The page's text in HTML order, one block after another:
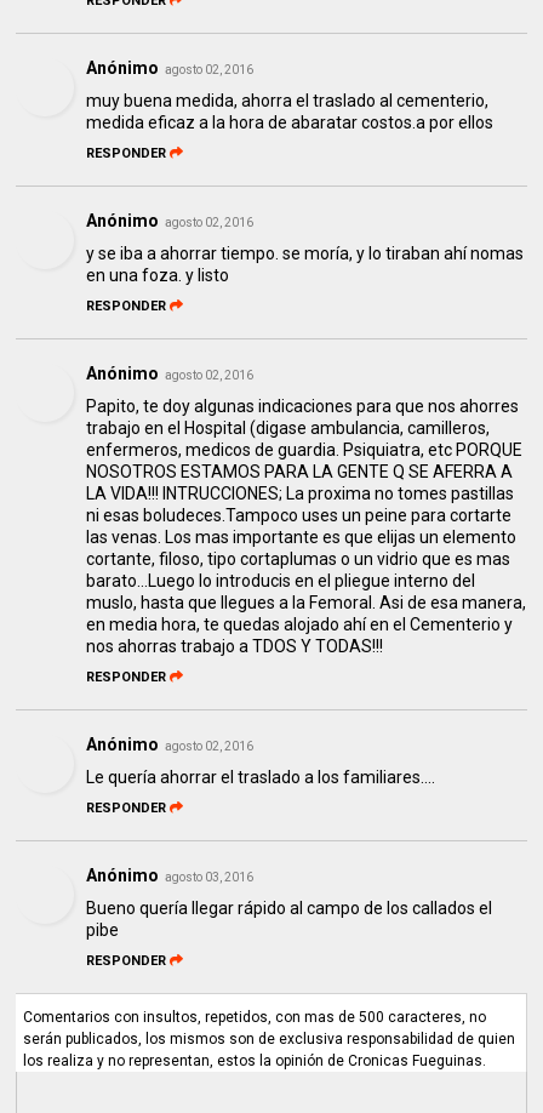
Anónimo agosto 02, 2016
muy buena medida, ahorra el traslado al cementerio,
medida eficaz a la hora de abaratar costos.a por ellos
RESPONDER
Anónimo agosto 02, 2016
y se iba a ahorrar tiempo. se moría, y lo tiraban ahí nomas
en una foza. y listo
RESPONDER
Anónimo agosto 02, 2016
Papito, te doy algunas indicaciones para que nos ahorres
trabajo en el Hospital (digase ambulancia, camilleros,
enfermeros, medicos de guardia. Psiquiatra, etc PORQUE
NOSOTROS ESTAMOS PARA LA GENTE Q SE AFERRA A
LA VIDA!!! INTRUCCIONES; La proxima no tomes pastillas
ni esas boludeces.Tampoco uses un peine para cortarte
las venas. Los mas importante es que elijas un elemento
cortante, filoso, tipo cortaplumas o un vidrio que es mas
barato...Luego lo introducis en el pliegue interno del
muslo, hasta que llegues a la Femoral. Asi de esa manera,
en media hora, te quedas alojado ahí en el Cementerio y
nos ahorras trabajo a TDOS Y TODAS!!!
RESPONDER
Anónimo agosto 02, 2016
Le quería ahorrar el traslado a los familiares....
RESPONDER
Anónimo agosto 03, 2016
Bueno quería llegar rápido al campo de los callados el
pibe
RESPONDER
Comentarios con insultos, repetidos, con mas de 500 caracteres, no
serán publicados, los mismos son de exclusiva responsabilidad de quien
los realiza y no representan, estos la opinión de Cronicas Fueguinas.